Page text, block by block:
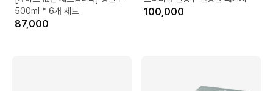
500ml * 6개 세트
87,000
100,000